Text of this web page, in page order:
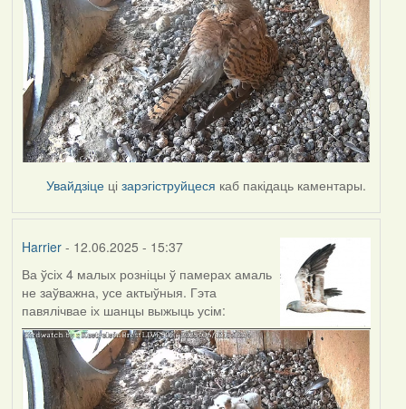
Увайдзіце цізарэгіструйцеся каб пакідаць каментары.
Harrier- 12.06.2025 - 15:37
Ва ўсіх 4 малых розніцы ў памерах амаль
не заўважна, усе актыўныя. Гэта
павялічвае іх шанцы выжыць усім: